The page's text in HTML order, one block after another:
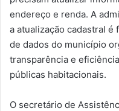
endereço e renda. A
a atualização cadastral é
de dados do município
transparência e
públicas habitacionais.
O secretário de